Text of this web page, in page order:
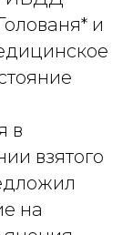
и
в
взятого
на